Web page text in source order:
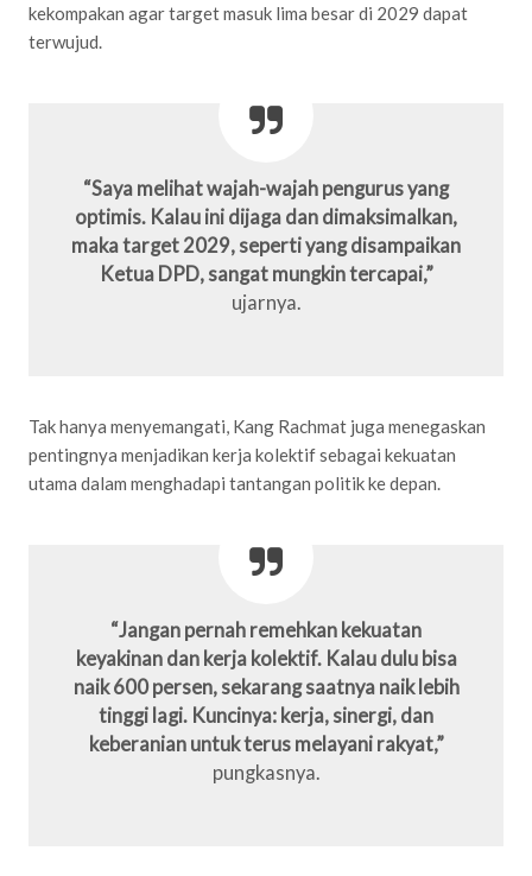
kekompakan agar target masuk lima besar di 2029 dapat
terwujud.
“Saya melihat wajah-wajah pengurus yang
optimis. Kalau ini dijaga dan dimaksimalkan,
maka target 2029, seperti yang disampaikan
Ketua DPD, sangat mungkin tercapai,”
ujarnya.
Tak hanya menyemangati, Kang Rachmat juga menegaskan
pentingnya menjadikan kerja kolektif sebagai kekuatan
utama dalam menghadapi tantangan politik ke depan.
“Jangan pernah remehkan kekuatan
keyakinan dan kerja kolektif. Kalau dulu bisa
naik 600 persen, sekarang saatnya naik lebih
tinggi lagi. Kuncinya: kerja, sinergi, dan
keberanian untuk terus melayani rakyat,”
pungkasnya.